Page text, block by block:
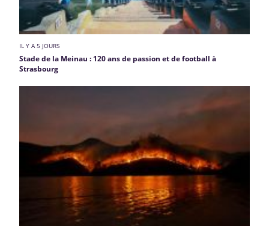
IL Y A 5 JOURS
Stade de la Meinau : 120 ans de passion et de football à
Strasbourg